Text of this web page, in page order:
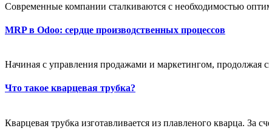
Современные компании сталкиваются с необходимостью
MRP в Odoo: сердце производственных процессов
Начиная с управления продажами и маркетингом, продолжая
Что такое кварцевая трубка?
Кварцевая трубка изготавливается из плавленого кварца. За